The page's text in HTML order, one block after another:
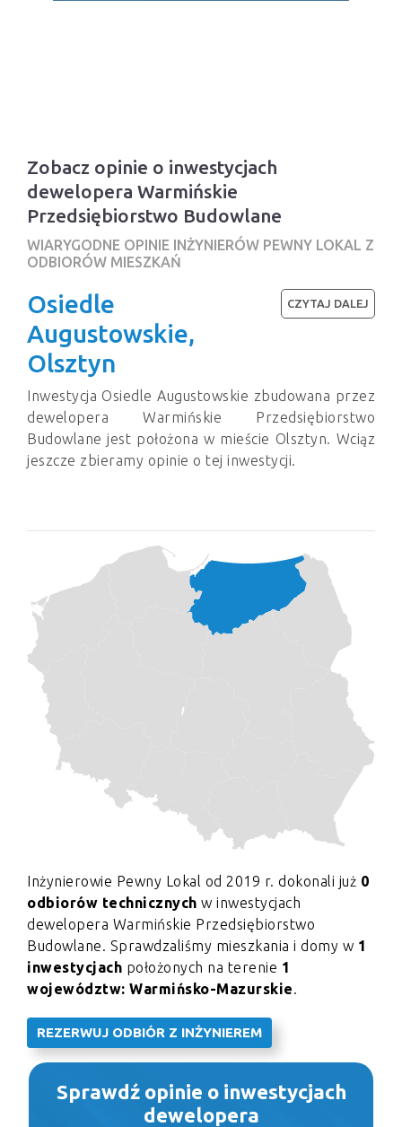
Zobacz opinie o inwestycjach
dewelopera Warmińskie
Przedsiębiorstwo Budowlane
WIARYGODNE OPINIE INŻYNIERÓW PEWNY LOKAL Z
ODBIORÓW MIESZKAŃ
Osiedle
Augustowskie,
Olsztyn
Inwestycja Osiedle Augustowskie zbudowana przez
dewelopera Warmińskie Przedsiębiorstwo
Budowlane jest położona w mieście Olsztyn. Wciąz
jeszcze zbieramy opinie o tej inwestycji.
CZYTAJ DALEJ
Inżynierowie Pewny Lokal od 2019 r. dokonali już 0
odbiorów technicznych w inwestycjach
dewelopera Warmińskie Przedsiębiorstwo
Budowlane. Sprawdzaliśmy mieszkania i domy w 1
inwestycjach położonych na terenie 1
województw: Warmińsko-Mazurskie
REZERWUJ ODBIÓR Z INŻYNIEREM
Sprawdź opinie o inwestycjach
dewelopera